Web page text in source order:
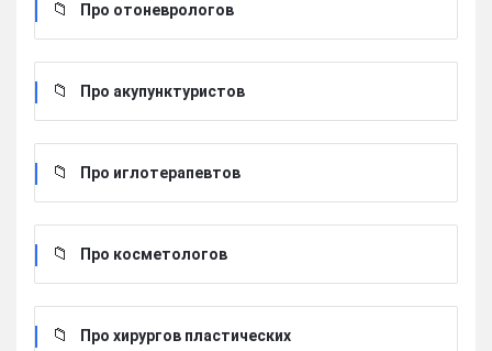
Про отоневрологов
Про акупунктуристов
Про иглотерапевтов
Про косметологов
Про хирургов пластических